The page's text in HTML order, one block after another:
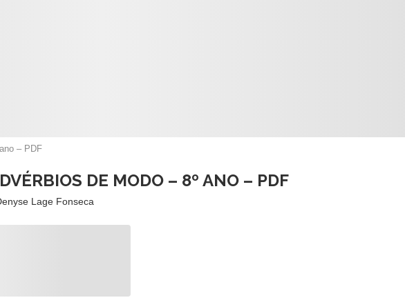
– PDF
DE MODO – 8º ANO – PDF
Lage Fonseca